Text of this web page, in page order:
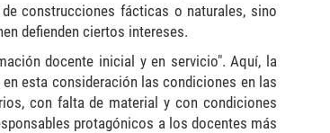
construcciones fácticas o naturales, sino
defienden ciertos intereses.
docente inicial y en servicio". Aquí, la
esta consideración las condiciones en las
con falta de material y con condiciones
protagónicos a los docentes más